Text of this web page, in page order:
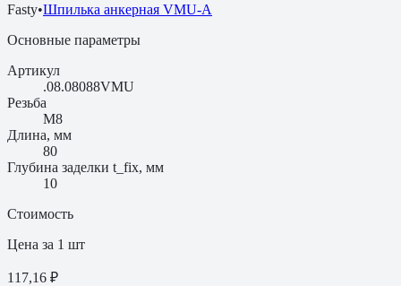
Fasty•Шпилька анкерная VMU-A
Основные параметры
Артикул
.08.08088VMU
Резьба
M8
Длина, мм
80
Глубина заделки t_fix, мм
10
Стоимость
Цена за 1 шт
117,16 ₽